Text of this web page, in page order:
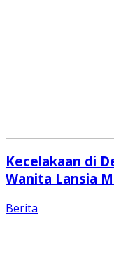
Kecelakaan di
Wanita Lansia
Berita